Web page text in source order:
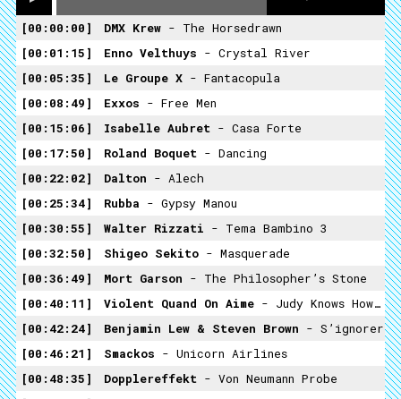
00:00:00 DMX Krew - The Horsedrawn
00:01:15
Enno Velthuys - Crystal River
00:05:35
Le Groupe X - Fantacopula
00:08:49
Exxos - Free Men
00:15:06
Isabelle Aubret - Casa Forte
00:17:50
Roland Boquet - Dancing
00:22:02
Dalton - Alech
00:25:34
Rubba - Gypsy Manou
00:30:55
Walter Rizzati - Tema Bambino 3
00:32:50
Shigeo Sekito - Masquerade
00:36:49
Mort Garson - The Philosopher’s Stone
00:40:11
Violent Quand On Aime - Judy Knows How To Use A Gun
00:42:24
Benjamin Lew & Steven Brown - S’ignorer
00:46:21
Smackos - Unicorn Airlines
00:48:35
Dopplereffekt - Von Neumann Probe